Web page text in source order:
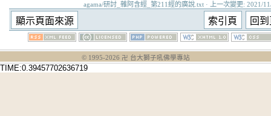
agama/研討_雜阿含經_第211經的廣說.txt · 上一次變更: 2021/
© 1995-2026 卍 台大獅子吼佛學專站
TIME:0.39457702636719